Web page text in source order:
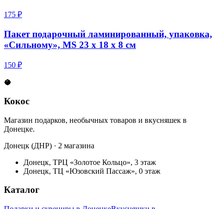
175 ₽
Пакет подарочный ламинированный, упаковка,
«Сильному», MS 23 х 18 х 8 см
150 ₽
🥥
Кокос
Магазин подарков, необычных товаров и вкусняшек в
Донецке.
Донецк (ДНР) · 2 магазина
Донецк, ТРЦ «Золотое Кольцо», 3 этаж
Донецк, ТЦ «Юзовский Пассаж», 0 этаж
Каталог